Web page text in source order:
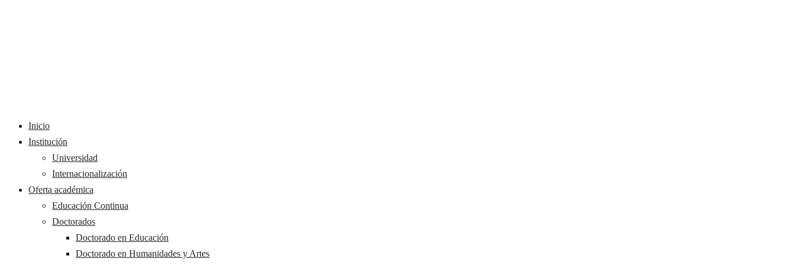
Inicio
Institución
Universidad
Internacionalización
Oferta académica
Educación Continua
Doctorados
Doctorado en Educación
Doctorado en Humanidades y Artes